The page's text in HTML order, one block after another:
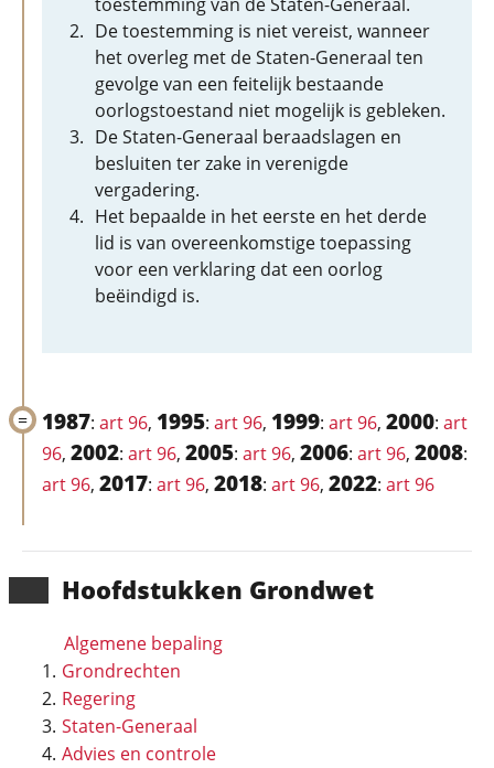
Hoofd­stukken Grondwet
Algemene bepaling
Grondrechten
Regering
Staten-Generaal
Advies en controle
De toestemming is niet vereist, wanneer
het overleg met de Staten-Generaal ten
gevolge van een feitelijk bestaande
oorlogstoestand niet mogelijk is gebleken.
De Staten-Generaal beraadslagen en
besluiten ter zake in verenigde
vergadering.
Het bepaalde in het eerste en het derde
lid is van overeenkomstige toepassing
voor een verklaring dat een oorlog
beëindigd is.
1987: art 96, 1995: art 96, 1999: art 96, 2000: art
96, 2002: art 96, 2005: art 96, 2006: art 96, 2008:
art 96, 2017: art 96, 2018: art 96, 2022: art 96